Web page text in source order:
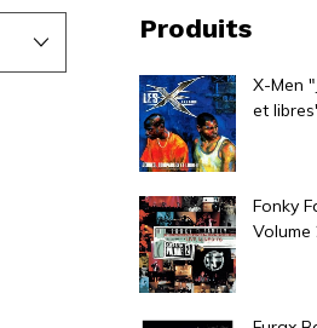
Produits
X-Men
et
Fonky
Volume